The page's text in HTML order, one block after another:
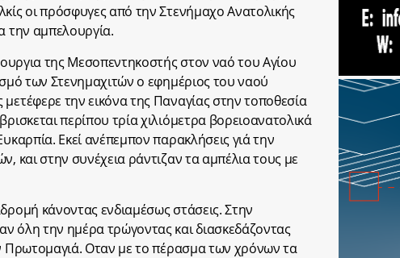
οι πρόσφυγες από την Στενήμαχο Ανατολικής
την αμπελουργία.
της Μεσοπεντηκοστής στον ναό του Αγίου
των Στενημαχιτών ο εφημέριος του ναού
την εικόνα της Παναγίας στην τοποθεσία
περίπου τρία χιλιόμετρα βορειοανατολικά
Εκεί ανέπεμπον παρακλήσεις γιά την
και στην συνέχεια ράντιζαν τα αμπέλια τους με
κάνοντας ενδιαμέσως στάσεις. Στην
όλη την ημέρα τρώγοντας και διασκεδάζοντας
Πρωτομαγιά. Οταν με το πέρασμα των χρόνων τα